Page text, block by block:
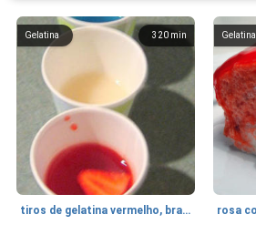
320 min
Gelatina
tiros de gelatina vermelho, branco e azul
Gelatina